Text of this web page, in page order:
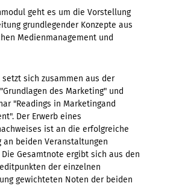
geht es um die Vorstellung
grundlegender Konzepte aus
Medienmanagement und
setzt sich zusammen aus der
des Marketing" und
"Readings in Marketingand
Der Erwerb eines
ist an die erfolgreiche
an beiden Veranstaltungen
Die Gesamtnote ergibt sich aus den
der einzelnen
gewichteten Noten der beiden